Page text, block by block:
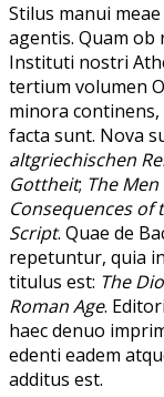
Stilus manui
agentis. Quam ob
Instituti nostri
tertium volumen
minora
facta sunt. Nova
altgriechischen
Gottheit; The
Consequences of
Script. Quae de
repetuntur, quia
titulus est: The
Roman Age.
haec denuo
edenti eadem
additus est.